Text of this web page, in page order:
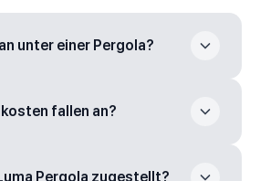
unter einer Pergola?
fallen an?
Pergola zugestellt?